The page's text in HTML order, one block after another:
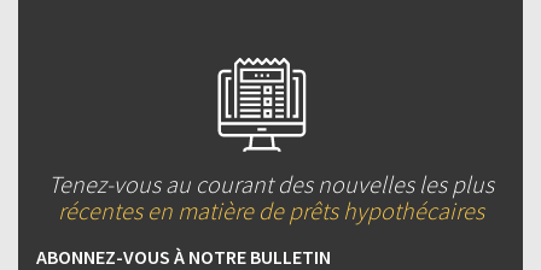
Tenez-vous au courant des nouvelles les plus
récentes en matière de prêts hypothécaires
ABONNEZ-VOUS À NOTRE BULLETIN